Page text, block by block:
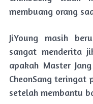
membuang orang
JiYoung masih
sangat menderita
apakah Master
CheonSang teringat
setelah membantu